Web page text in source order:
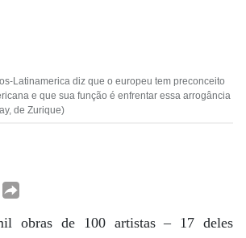
Latinamerica diz que o europeu tem preconceito
e que sua função é enfrentar essa arrogância
de Zurique)
obras de 100 artistas – 17 deles